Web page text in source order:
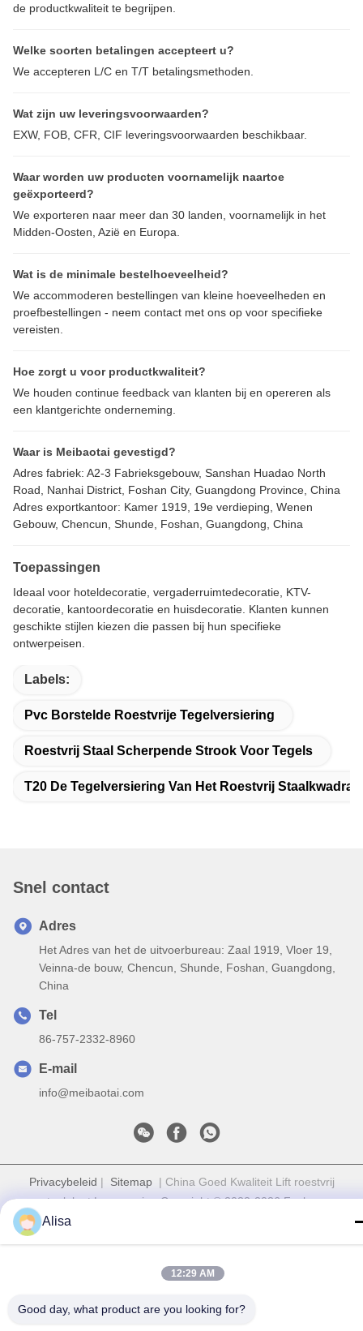
de productkwaliteit te begrijpen.
Welke soorten betalingen accepteert u?
We accepteren L/C en T/T betalingsmethoden.
Wat zijn uw leveringsvoorwaarden?
EXW, FOB, CFR, CIF leveringsvoorwaarden beschikbaar.
Waar worden uw producten voornamelijk naartoe
geëxporteerd?
We exporteren naar meer dan 30 landen, voornamelijk in het
Midden-Oosten, Azië en Europa.
Wat is de minimale bestelhoeveelheid?
We accommoderen bestellingen van kleine hoeveelheden en
proefbestellingen - neem contact met ons op voor specifieke
vereisten.
Hoe zorgt u voor productkwaliteit?
We houden continue feedback van klanten bij en opereren als
een klantgerichte onderneming.
Waar is Meibaotai gevestigd?
Adres fabriek: A2-3 Fabrieksgebouw, Sanshan Huadao North
Road, Nanhai District, Foshan City, Guangdong Province, China
Adres exportkantoor: Kamer 1919, 19e verdieping, Wenen
Gebouw, Chencun, Shunde, Foshan, Guangdong, China
Toepassingen
Ideaal voor hoteldecoratie, vergaderruimtedecoratie, KTV-
decoratie, kantoordecoratie en huisdecoratie. Klanten kunnen
geschikte stijlen kiezen die passen bij hun specifieke
ontwerpeisen.
Labels:
Pvc Borstelde Roestvrije Tegelversiering
Roestvrij Staal Scherpende Strook Voor Tegels
T20 De Tegelversiering Van Het Roestvrij
Snel contact
Adres
Het Adres van het de uitvoerbureau: Zaal 1919, Vloer 19,
Veinna-de bouw, Chencun, Shunde, Foshan, Guangdong,
China
Tel
86-757-2332-8960
E-mail
info@meibaotai.com
Privacybeleid | Sitemap| China Goed Kwaliteit Lift roestvrij
staalplaat Leverancier. Copyright © 2022-2026 Foshan
Meibaotai Stainless Steel Products Co., Ltd. Allemaal. Alle
Alisa
12:29 AM
Good day, what product are you looking for?